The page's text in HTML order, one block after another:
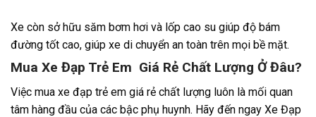
Xe còn sở hữu săm bơm hơi và lốp cao su giúp độ bám
đường tốt cao, giúp xe di chuyển an toàn trên mọi bề mặt.
Mua Xe Đạp Trẻ Em Giá Rẻ Chất Lượng Ở Đâu?
Việc mua xe đạp trẻ em giá rẻ chất lượng luôn là mối quan
tâm hàng đầu của các bậc phụ huynh. Hãy đến ngay Xe Đạp